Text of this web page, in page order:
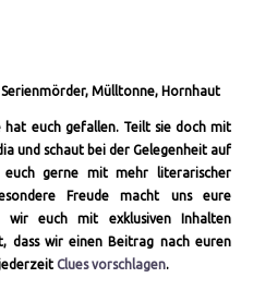
Serienmörder, Mülltonne, Hornhaut
hat euch gefallen. Teilt sie doch mit
und schaut bei der Gelegenheit auf
gerne mit mehr literarischer
Freude macht uns eure
euch mit exklusiven Inhalten
dass wir einen Beitrag nach euren
Clues vorschlagen.